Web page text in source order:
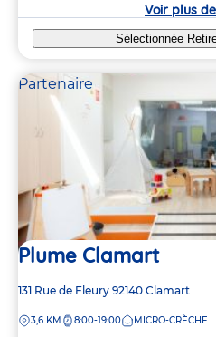
Voir plus
Sélectionnée
Partenaire
Plume Clamart
Adresse
la
131 Rue de Fleury 92140 Clamart
DISTANCE
3,6 KM 8:00-19:00 MICRO-CRÈCHE